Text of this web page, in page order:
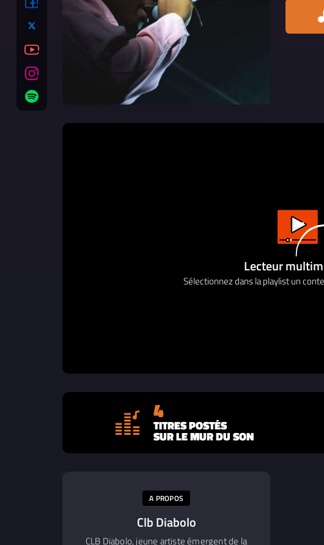
Lecteur
Sélectionnez dans la playlist un
4
TITRES POSTÉS
SUR LE MUR DU SON
A PROPOS
Clb Diabolo
CLB Diabolo, jeune artiste émergent de la